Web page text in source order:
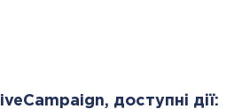
доступні дії: